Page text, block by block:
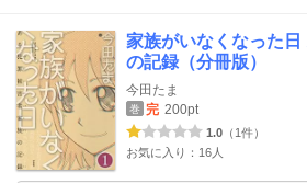
家族がいなくなった
の記録（分冊版）
今田たま
巻 完 200pt
1.0 （1件）
お気に入り：16人